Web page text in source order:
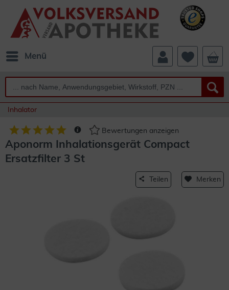
Menü
Inhalator
Bewertungen anzeigen
Aponorm Inhalationsgerät Compact
Ersatzfilter 3 St
Teilen Merken